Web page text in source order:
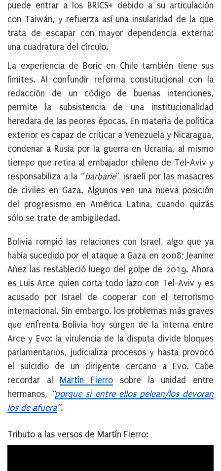
puede entrar a los BRICS+ debido a su articulación
con Taiwán, y refuerza así una insularidad de la que
trata de escapar con mayor dependencia externa:
una cuadratura del círculo.
La experiencia de Boric en Chile también tiene sus
límites. Al confundir reforma constitucional con la
redacción de un código de buenas intenciones,
permite la subsistencia de una institucionalidad
heredara de las peores épocas. En materia de política
exterior es capaz de criticar a Venezuela y Nicaragua,
condenar a Rusia por la guerra en Ucrania, al mismo
tiempo que retira al embajador chileno de Tel-Aviv y
responsabiliza a la “barbarie” israelí por las masacres
de civiles en Gaza. Algunos ven una nueva posición
del progresismo en América Latina, cuando quizás
sólo se trate de ambigüedad.
Bolivia rompió las relaciones con Israel, algo que ya
había sucedido por el ataque a Gaza en 2008; Jeanine
Añez las restableció luego del golpe de 2019. Ahora
es Luis Arce quien corta todo lazo con Tel-Aviv y es
acusado por Israel de cooperar con el terrorismo
internacional. Sin embargo, los problemas más graves
que enfrenta Bolivia hoy surgen de la interna entre
Arce y Evo: la virulencia de la disputa divide bloques
parlamentarios, judicializa procesos y hasta provocó
el suicidio de un dirigente cercano a Evo. Cabe
recordar al Martín Fierro sobre la unidad entre
hermanos, “porque si entre ellos pelean/los devoran
los de afuera”.
Tributo a las versos de Martín Fierro: